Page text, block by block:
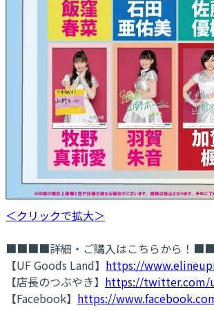
＜クリックで拡大＞
■■■■詳細・ご購入はこちらから！
【UF Goods Land】 https://
【店長のつぶやき】 https://twitter.com/
【Facebook】 https://